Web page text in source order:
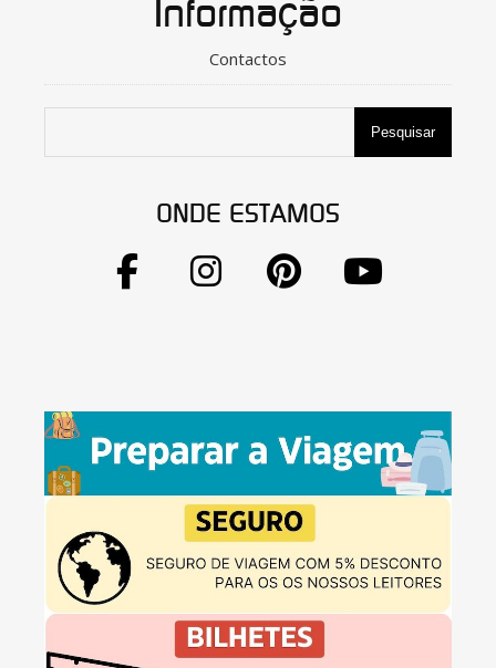
Informação
Contactos
Pesquisar
ONDE ESTAMOS